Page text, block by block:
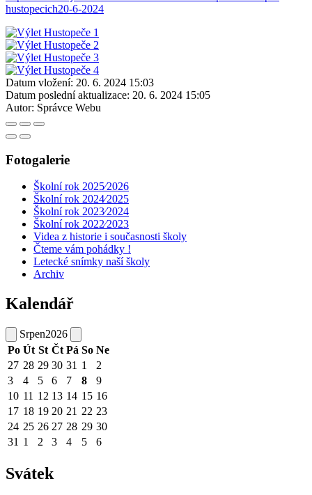
hustopecich20-6-2024
Datum vložení: 20. 6. 2024 15:03
Datum poslední aktualizace: 20. 6. 2024 15:05
Autor: Správce Webu
Fotogalerie
Školní rok 2025⁄2026
Školní rok 2024⁄2025
Školní rok 2023⁄2024
Školní rok 2022⁄2023
Videa z historie i současnosti školy
Čteme vám pohádky !
Letecké snímky naší školy
Archiv
Kalendář
Srpen2026
Po Út St Čt Pá So Ne
27 28 29 30 31 1
2
3
4 5 6 7 8
9
10 11 12 13 14 15 16
17 18 19 20 21 22 23
24 25 26 27 28 29 30
31 1 2 3 4 5 6
Svátek